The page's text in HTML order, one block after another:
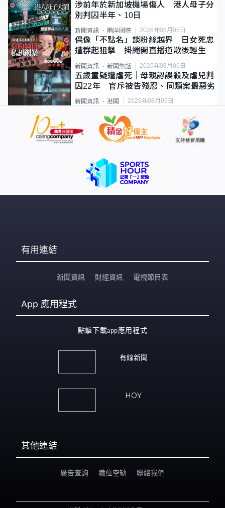
涉前年於新加坡機場傷人 港人母子分
別判囚半年、10日
新聞資訊 兩岸國際 2026年08月05日
偶像「不點名」談粉絲越界 日女死忠
遭群起狙擊 掛繩開直播道歉後輕生
新聞資訊 新聞熱話 2026年08月06日
五歲童疑遭虐死｜母親認誤殺及虐兒判
囚22年 官斥被告殘忍、同類案最惡劣
新聞資訊 港聞 2026年08月05日
有用連結
新聞資訊 財經資訊 電視節目表
App 應用程式
點擊下載app應用程式
有線新聞
HOY
其他連結
廣告查詢 職位空缺 聯絡我們